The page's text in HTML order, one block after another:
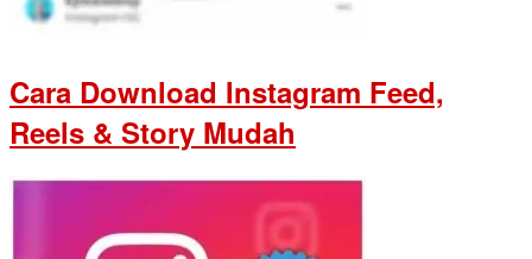
Cara Download Instagram Feed,
Reels & Story Mudah